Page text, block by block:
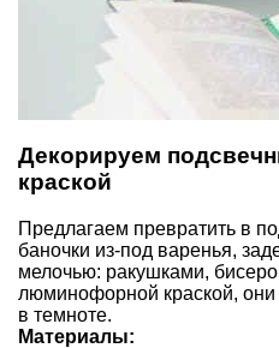
Декорируем
краской
Предлагаем превратить в
баночки из-под варенья,
мелочью: ракушками,
люминофорной краской, они
в темноте.
Материалы: